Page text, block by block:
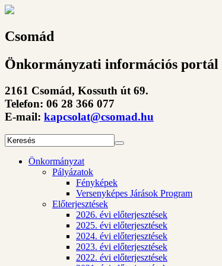
Csomád
Önkormányzati információs portál
2161 Csomád, Kossuth út 69.
Telefon: 06 28 366 077
E-mail: kapcsolat@csomad.hu
Önkormányzat
Pályázatok
Fényképek
Versenyképes Járások Program
Előterjesztések
2026. évi előterjesztések
2025. évi előterjesztések
2024. évi előterjesztések
2023. évi előterjesztések
2022. évi előterjesztések